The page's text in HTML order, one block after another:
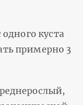
куста
примерно 3